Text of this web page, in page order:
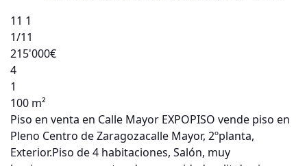
11 1
1/11
215'000€
4
1
100 m²
Piso en venta en Calle Mayor EXPOPISO vende piso en
Pleno Centro de Zaragozacalle Mayor, 2ºplanta,
Exterior.Piso de 4 habitaciones, Salón, muy